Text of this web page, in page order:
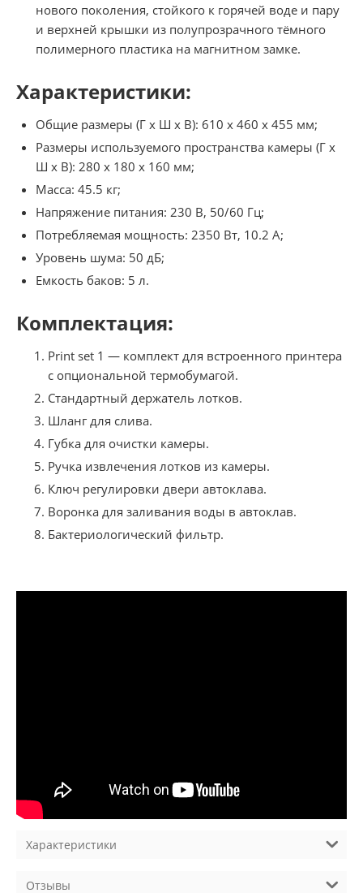
нового поколения, стойкого к горячей воде и пару
и верхней крышки из полупрозрачного тёмного
полимерного пластика на магнитном замке.
Характеристики:
Общие размеры (Г х Ш х В): 610 х 460 х 455 мм;
Размеры используемого пространства камеры (Г х
Ш х В): 280 x 180 х 160 мм;
Масса: 45.5 кг;
Напряжение питания: 230 В, 50/60 Гц;
Потребляемая мощность: 2350 Вт, 10.2 А;
Уровень шума: 50 дБ;
Емкость баков: 5 л.
Комплектация:
Print set 1 — комплект для встроенного принтера
с опциональной термобумагой.
Стандартный держатель лотков.
Шланг для слива.
Губка для очистки камеры.
Ручка извлечения лотков из камеры.
Ключ регулировки двери автоклава.
Воронка для заливания воды в автоклав.
Бактериологический фильтр.
Характеристики
Отзывы